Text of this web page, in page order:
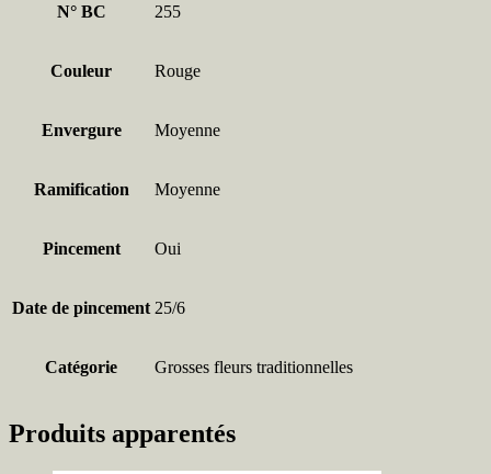
N° BC 255
Couleur Rouge
Envergure Moyenne
Ramification Moyenne
Pincement Oui
Date de pincement 25/6
Catégorie Grosses fleurs traditionnelles
Produits apparentés